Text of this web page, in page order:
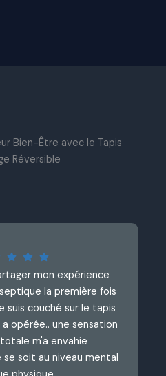
Bien-Être avec le Tapis
Réversible
mon expérience
la première fois
suis couché sur le tapis
opérée.. une sensation
m'a envahie
soit au niveau mental